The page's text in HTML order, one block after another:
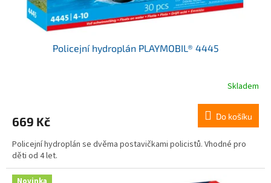
Policejní hydroplán PLAYMOBIL® 4445
Skladem
669 Kč Do košíku
Policejní hydroplán se dvěma postavičkami policistů. Vhodné pro
děti od 4 let.